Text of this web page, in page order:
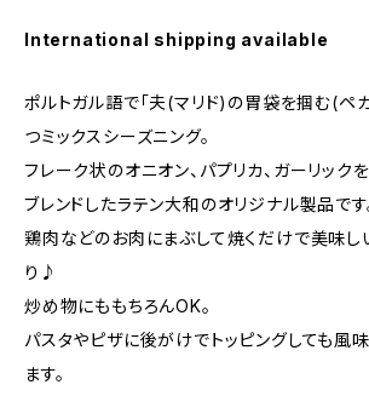
International shipping available
ポルトガル語で「夫(マリド)の胃袋を掴む(ペ
つミックスシーズニング。
フレーク状のオニオン、パプリカ、ガーリック
ブレンドしたラテン大和のオリジナル製品です
鶏肉などのお肉にまぶして焼くだけで美味し
り♪
炒め物にももちろんOK。
パスタやピザに後がけでトッピングしても風
ます。